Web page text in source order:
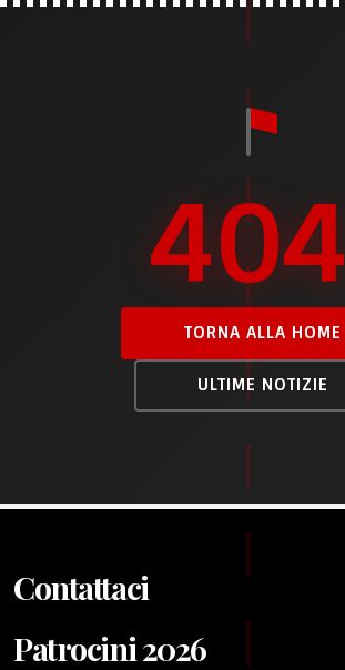
404
TORNA ALLA HOME
ULTIME NOTIZIE
Contattaci
Patrocini 2026